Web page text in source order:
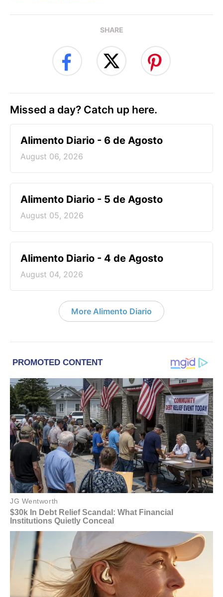
SHARE
Missed a day? Catch up here.
Alimento Diario - 6 de Agosto
August 06, 2026
Alimento Diario - 5 de Agosto
August 05, 2026
Alimento Diario - 4 de Agosto
August 04, 2026
More Alimento Diario